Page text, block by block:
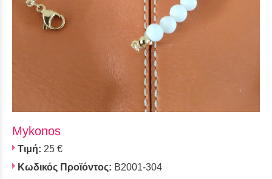
Mykonos
Τιμή: 25 €
Κωδικός Προϊόντος: B2001-304